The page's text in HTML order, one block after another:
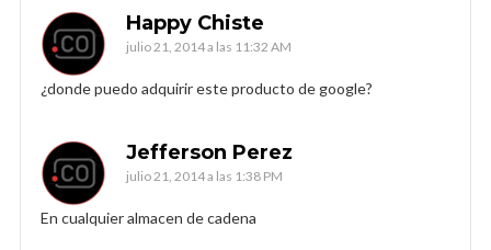
Happy Chiste
julio 21, 2014 a las 11:32 AM
¿donde puedo adquirir este producto de google?
Jefferson Perez
julio 21, 2014 a las 1:38 PM
En cualquier almacen de cadena